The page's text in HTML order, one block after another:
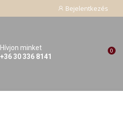
Bejelentkezés
Hívjon minket
+36 30 336 8141
0